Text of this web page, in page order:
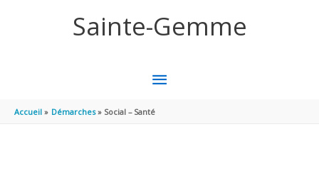
Sainte-Gemme
MENU
PRINCIPAL
Accueil Démarches Social – Santé